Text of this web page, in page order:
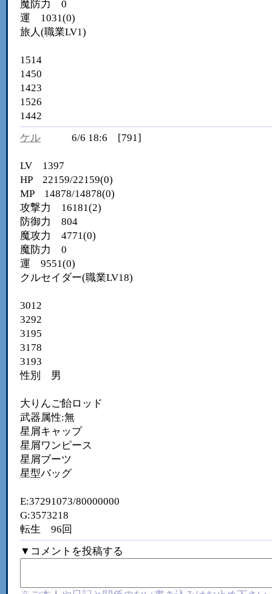
魔防力 0
運 1031(0)
旅人(職業LV1)
1514
1450
1423
1526
1442
ケル
6/6 18:6 [791]
LV 1397
HP 22159/22159(0)
MP 14878/14878(0)
攻撃力 16181(2)
防御力 804
魔攻力 4771(0)
魔防力 0
運 9551(0)
クルセイダー(職業LV18)
3012
3292
3195
3178
3193
性別 男
大りんご飴ロッド
武器属性:無
星屑キャップ
星屑ワンピース
星屑ブーツ
星型バッグ
E:37291073/80000000
G:3573218
転生 96回
▼コメントを投稿する